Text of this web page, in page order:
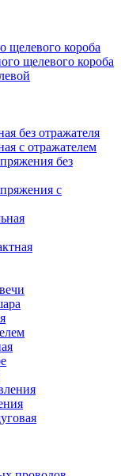
щелевого короба
щелевого короба
без отражателя
с отражателем
без
с